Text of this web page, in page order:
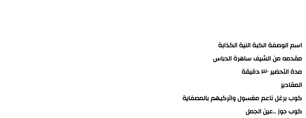
اسم الوصفة الكبة النية الكذابة
مقدمه من الشيف ساهرة الدباس
مدة التحضير ٣٠ دقيقة
المقادير
كوب برغل ناعم مغسول واتركيهم بالمصفاية
كوب جوز ..عين الجمل